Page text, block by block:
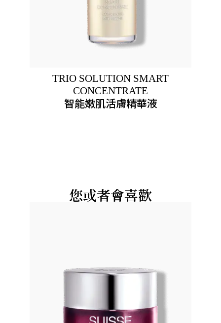
TRIO SOLUTION SMART
CONCENTRATE
智能嫩肌活膚精華液
您或者會喜歡